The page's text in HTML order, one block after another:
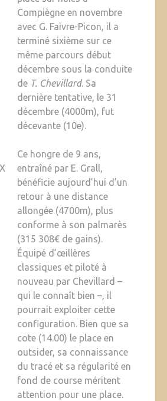
Compiègne en novembre
avec G. Faivre-Picon, il a
terminé sixième sur ce
même parcours début
décembre sous la conduite
de T. Chevillard. Sa
dernière tentative, le 31
décembre (4000m), fut
décevante (10e).
Ce hongre de 9 ans,
entraîné par E. Grall,
bénéficie aujourd’hui d’un
retour à une distance
allongée (4700m), plus
conforme à son palmarès
(315 308€ de gains).
Équipé d’œillères
classiques et piloté à
nouveau par Chevillard –
qui le connaît bien –, il
pourrait exploiter cette
configuration. Bien que sa
cote (14.00) le place en
outsider, sa connaissance
du tracé et sa régularité en
fond de course méritent
attention pour une place.